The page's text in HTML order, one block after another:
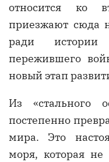
относится ко
приезжают сюда
ради
пережившего
новый этап
Из «стального
постепенно
мира. Это
моря, которая не